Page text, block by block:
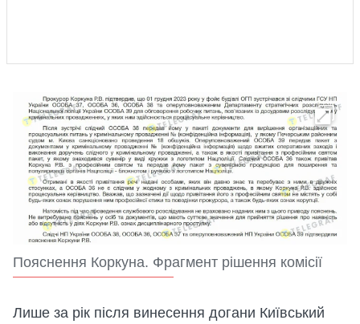
Пояснення Коркуна. Фрагмент рішення комісії
Лише за рік після винесення догани Київський